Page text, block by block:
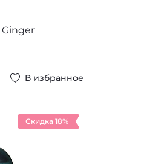
В избранное
Скидка 18%